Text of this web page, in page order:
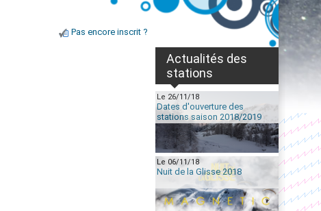
Pas encore inscrit ?
Actualités des
stations
Le 26/11/18
Dates d'ouverture des
stations saison 2018/2019
Le 06/11/18
Nuit de la Glisse 2018